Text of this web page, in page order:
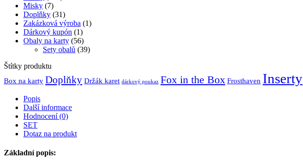
Misky (7)
Doplňky (31)
Zakázková výroba (1)
Dárkový kupón (1)
Obaly na karty (56)
Sety obalů (39)
Štítky produktu
Box na karty Doplňky Držák karet dárkový poukaz Fox in the Box Frosthaven Inserty
Popis
Další informace
Hodnocení (0)
SET
Dotaz na produkt
Základní popis: